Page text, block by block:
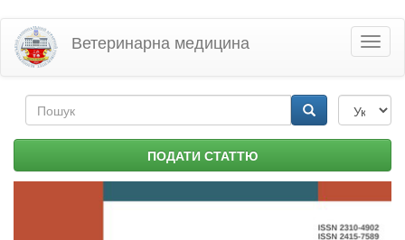
Перейти
основного
матеріалу
Ветеринарна медицина
Пошукова
форма ПОДАТИ СТАТТЮ